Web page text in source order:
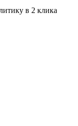
в 2 клика